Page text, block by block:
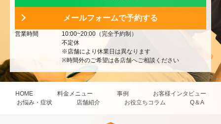
メールフォームで予約する
営業時間
10:00~20:00（完全予約制）
不定休
※店舗により休業日は異なります
※時間外のご希望は各店舗へご相談ください
HOME 料金メニュー 事例
お客様インタビュー
お悩み・症状
店舗紹介 お役立ちコラム Q＆A